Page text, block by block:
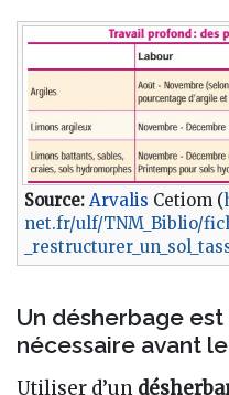
Source: Arvalis Cetiom (
net.fr/ulf/TNM_Biblio/
Un désherbage
nécessaire avant
Utiliser d’un